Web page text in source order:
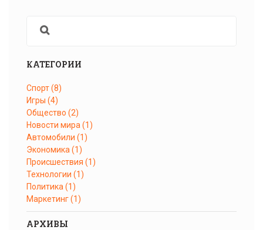
КАТЕГОРИИ
Спорт(8)
Игры (4)
Общество (2)
Новости мира (1)
Автомобили (1)
Экономика (1)
Происшествия (1)
Технологии (1)
Политика (1)
Маркетинг(1)
АРХИВЫ